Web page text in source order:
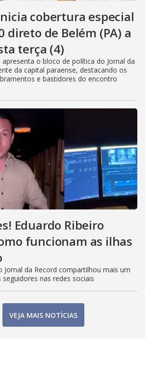
inicia cobertura especial
direto de Belém (PA) a
terça (4)
o bloco de política do Jornal da
da capital paraense, destacando os
e bastidores do encontro
Eduardo Ribeiro
funcionam as ilhas
Jornal da Record compartilhou mais um
nas redes sociais
VEJA MAIS NOTÍCIAS